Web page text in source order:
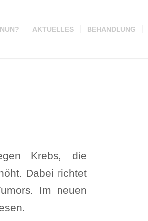
AKTUELLES BEHANDLUNG
Krebs, die
Dabei richtet
Im neuen